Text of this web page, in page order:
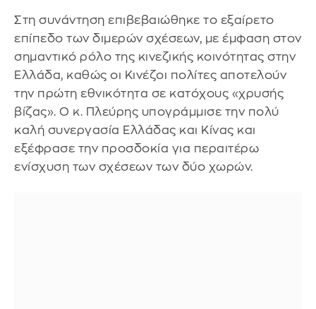
Στη συνάντηση επιβεβαιώθηκε το εξαίρετο
επίπεδο των διμερών σχέσεων, με έμφαση στον
σημαντικό ρόλο της κινεζικής κοινότητας στην
Ελλάδα, καθώς οι Κινέζοι πολίτες αποτελούν
την πρώτη εθνικότητα σε κατόχους «χρυσής
βίζας». Ο κ. Πλεύρης υπογράμμισε την πολύ
καλή συνεργασία Ελλάδας και Κίνας και
εξέφρασε την προσδοκία για περαιτέρω
ενίσχυση των σχέσεων των δύο χωρών.